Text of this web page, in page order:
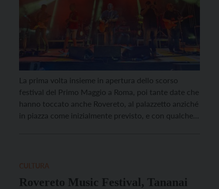
La prima volta insieme in apertura dello scorso
festival del Primo Maggio a Roma, poi tante date che
hanno toccato anche Rovereto, al palazzetto anziché
in piazza come inizialmente previsto, e con qualche
Rovereto Music Festival, Tananai